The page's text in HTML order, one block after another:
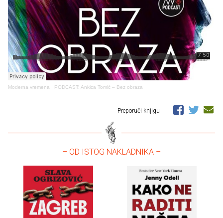
Moderna vremena · PODCAST: Ankica Tomić – Bez obraza
Preporuči knjigu
– OD ISTOG NAKLADNIKA –